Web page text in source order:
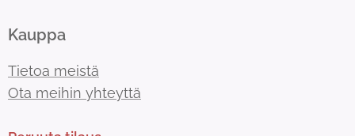
Kauppa
Tietoa meistä
Ota meihin yhteyttä